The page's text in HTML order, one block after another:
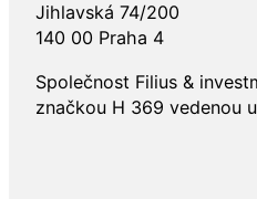
Jihlavská 74/200
140 00 Praha 4
Společnost Filius &
značkou H 369 vedenou